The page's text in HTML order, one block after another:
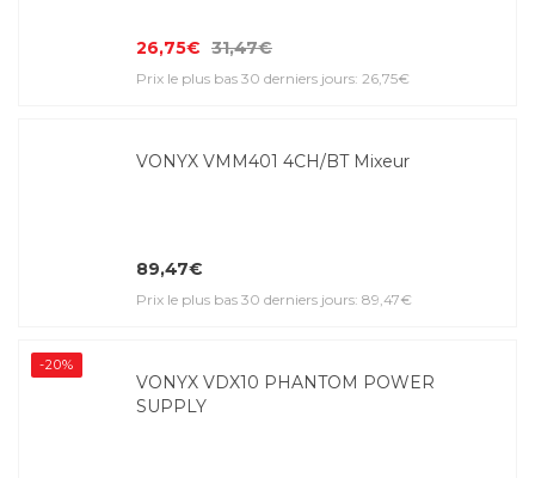
26,75€ 31,47€
Prix le plus bas 30 derniers jours: 26,75€
VONYX VMM401 4CH/BT Mixeur
89,47€
Prix le plus bas 30 derniers jours: 89,47€
-20%
VONYX VDX10 PHANTOM POWER
SUPPLY